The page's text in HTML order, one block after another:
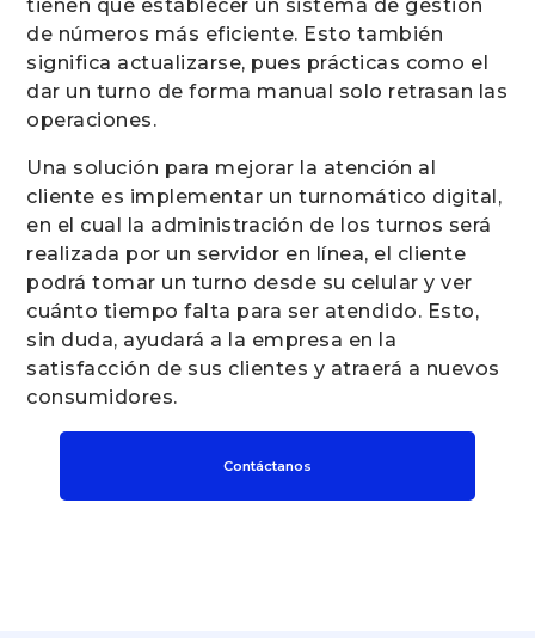
tienen que establecer un sistema de gestión
de números más eficiente. Esto también
significa actualizarse, pues prácticas como el
dar un turno de forma manual solo retrasan las
operaciones.
Una solución para mejorar la atención al
cliente es implementar un turnomático digital,
en el cual la administración de los turnos será
realizada por un servidor en línea, el cliente
podrá tomar un turno desde su celular y ver
cuánto tiempo falta para ser atendido. Esto,
sin duda, ayudará a la empresa en la
satisfacción de sus clientes y atraerá a nuevos
consumidores.
Contáctanos